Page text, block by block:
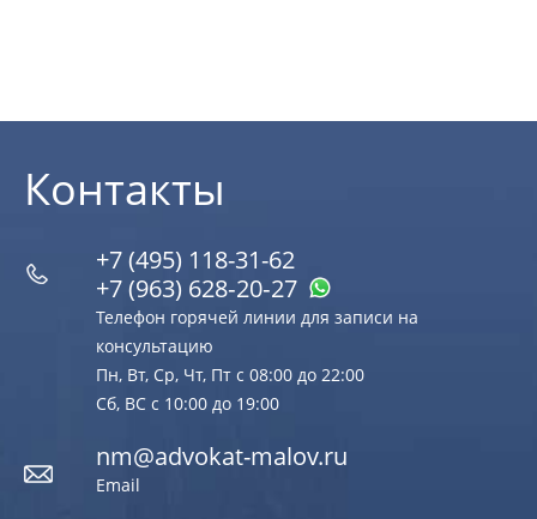
Контакты
+7 (495) 118-31-62
+7 (963) 628‑20‑27
Телефон горячей линии для записи на
консультацию
Пн, Вт, Ср, Чт, Пт с 08:00 до 22:00
Сб, ВС с 10:00 до 19:00
nm@advokat-malov.ru
Email